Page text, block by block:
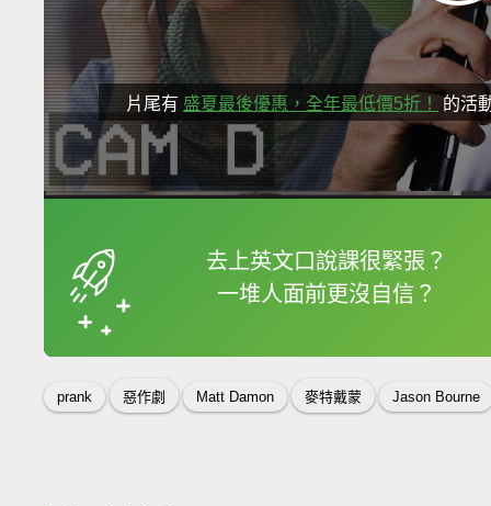
片尾有 盛夏最後優惠，全年最低價5折！ 的活
去上英文口說課很緊張？
一堆人面前更沒自信？
框選或點兩下字幕可
prank 惡作劇 Matt Damon 麥特戴蒙 Jason Bourne